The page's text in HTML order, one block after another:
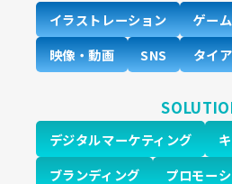
イラストレーション ゲー
映像・動画
SNS タイ
デジタルマーケティング
ブランディング
プロモー